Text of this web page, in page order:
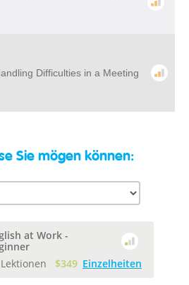
Difficulties in a Meeting
Sie mögen können:
at Work -
$349 Einzelheiten